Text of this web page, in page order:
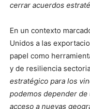
cerrar acuerdos
En un contexto
Unidos a las
papel como
y de resiliencia
estratégico para los
podemos depender
acceso a nuevas